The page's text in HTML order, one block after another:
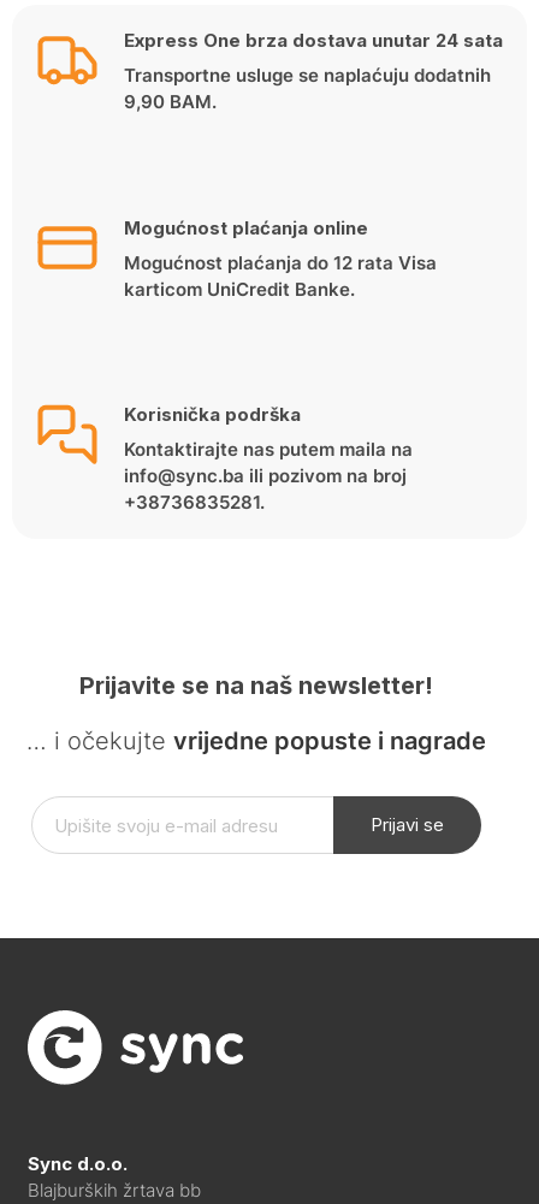
Express One brza dostava unutar 24 sata
Transportne usluge se naplaćuju dodatnih
9,90 BAM.
Mogućnost plaćanja online
Mogućnost plaćanja do 12 rata Visa
karticom UniCredit Banke.
Korisnička podrška
Kontaktirajte nas putem maila na
info@sync.ba ili pozivom na broj
+38736835281.
Prijavite se na naš newsletter!
… i očekujte vrijedne popuste i nagrade
Prijavi se
Sync d.o.o.
Blajburških žrtava bb